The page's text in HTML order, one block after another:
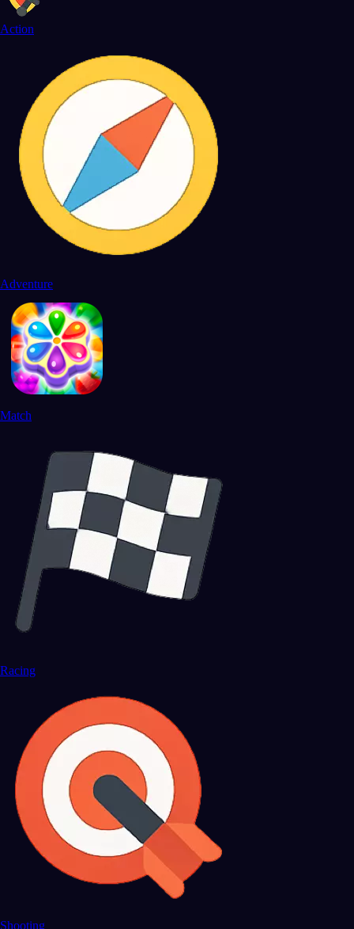
Action
Adventure
Match
Racing
Shooting